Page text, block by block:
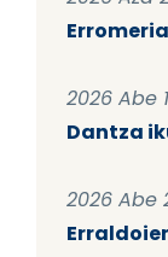
2026 Abe
Dantza
2026 Abe